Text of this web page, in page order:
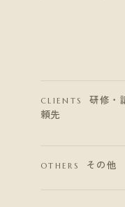
CLIENTS
研修・
頼先
OTHERS その他